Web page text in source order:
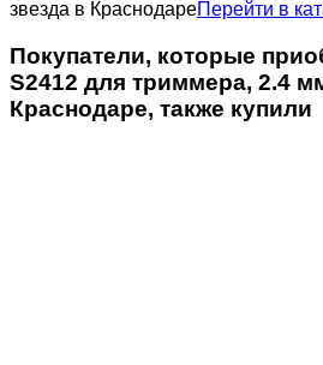
звезда в КраснодареПерейти в
Покупатели, которые
S2412 для триммера, 2.4
Краснодаре, также купили